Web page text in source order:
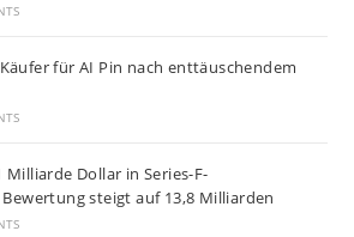
für AI Pin nach enttäuschendem
Milliarde Dollar in Series-F-
steigt auf 13,8 Milliarden